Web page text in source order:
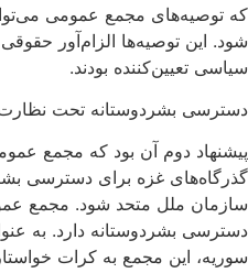
که توصیه‌های مجمع عمومی
شود. این توصیه‌ها الزام‌آور حقوقی
سیاسی تعیین‌کننده بودند.
دسترسی بشردوستانه تحت
پیشنهاد دوم آن بود که مجمع
گذرگاه‌های غزه برای دسترسی
سازمان ملل متحد شود. مجمع
دسترسی بشردوستانه دارد. به
سوریه، این مجمع به کرات